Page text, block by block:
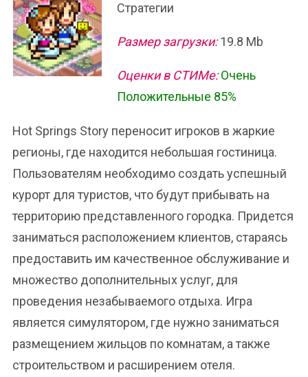
Стратегии
Размер загрузки:19.8 Mb
Оценки в СТИМе: Очень
Положительные 85%
Hot Springs Story переносит игроков в жаркие
регионы, где находится небольшая гостиница.
Пользователям необходимо создать успешный
курорт для туристов, что будут прибывать на
территорию представленного городка. Придется
заниматься расположением клиентов, стараясь
предоставить им качественное обслуживание и
множество дополнительных услуг, для
проведения незабываемого отдыха. Игра
является симулятором, где нужно заниматься
размещением жильцов по комнатам, а также
строительством и расширением отеля.